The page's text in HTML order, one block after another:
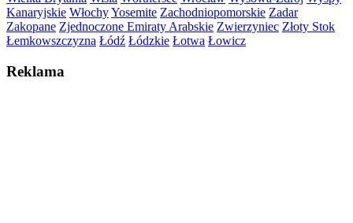
Kanaryjskie WłochyYosemite Zachodniopomorskie Zadar
Zakopane Zjednoczone Emiraty Arabskie Zwierzyniec Złoty Stok
Łemkowszczyzna Łódź Łódzkie Łotwa Łowicz
Reklama